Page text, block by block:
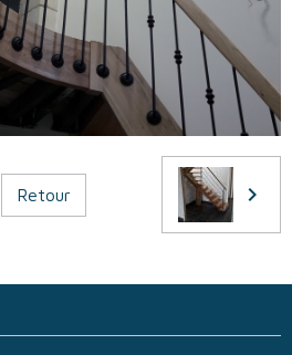
Retour